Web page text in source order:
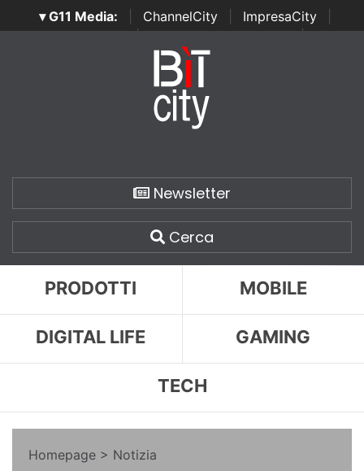
▾ G11 Media: ChannelCity ImpresaCity
SecurityOpenLab | Italian Channel Awards | Italian
Italian Security Awards
Newsletter
Cerca
PRODOTTI MOBILE
DIGITAL LIFE GAMING
TECH
Homepage > Notizia